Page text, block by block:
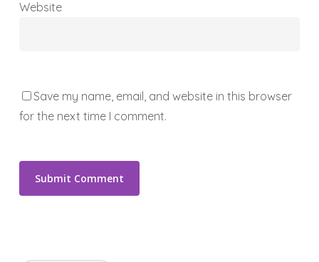
Website
Save my name, email, and website in this browser
for the next time I comment.